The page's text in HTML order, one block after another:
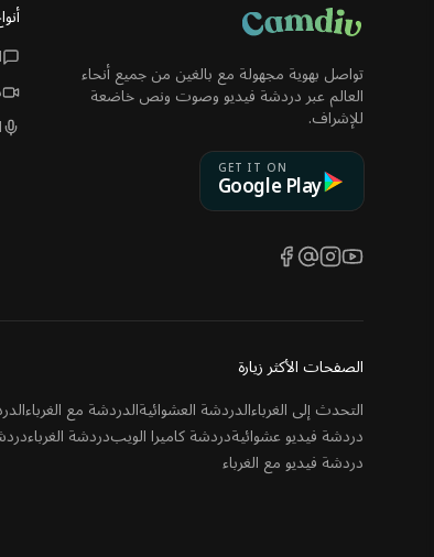
تواصل بهوية مجهولة مع بالغين من جميع أنحاء
العالم عبر دردشة فيديو وصوت ونص خاضعة
للإشراف.
GET IT ON
Google Play
YouTube
Instagram
Threads
Facebook
الصفحات الأكثر زيارة
التحدث إلى الغرباءالدردشة العشوائيةالدردشة مع الغرباء
دردشة فيديو عشوائيةدردشة كاميرا الويبدردشة الغرباء
دردشة فيديو مع الغرباء